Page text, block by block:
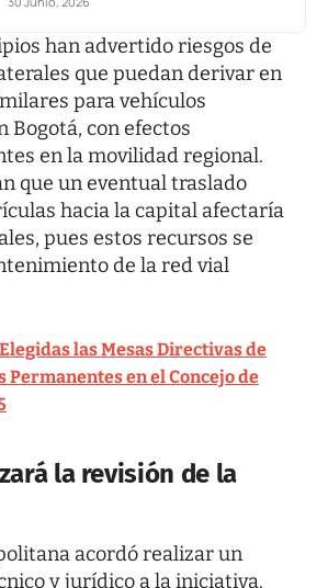
han advertido riesgos de
que puedan derivar en
para vehículos
Bogotá, con efectos
en la movilidad regional.
que un eventual traslado
hacia la capital afectaría
pues estos recursos se
de la red vial
Elegidas las Mesas Directivas de
Permanentes en el Concejo de
la revisión de la
acordó realizar un
y jurídico a la iniciativa.